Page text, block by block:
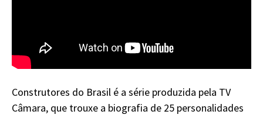
Construtores do Brasil é a série produzida pela TV
Câmara, que trouxe a biografia de 25 personalidades